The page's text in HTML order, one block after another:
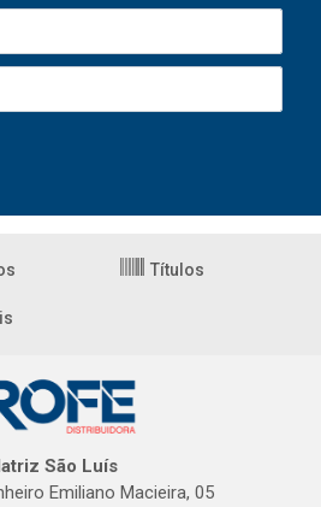
Títulos
São Luís
Emiliano Macieira, 05